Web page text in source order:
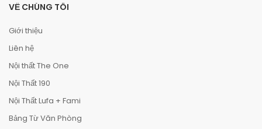
VỀ CHÚNG TÔI
Giới thiệu
Liên hệ
Nội thất The One
Nội Thất 190
Nội Thất Lufa + Fami
Bảng Từ Văn Phòng